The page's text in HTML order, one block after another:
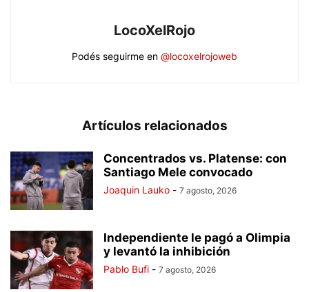
LocoXelRojo
Podés seguirme en @locoxelrojoweb
Artículos relacionados
Concentrados vs. Platense: con
Santiago Mele convocado
Joaquin Lauko - 7 agosto, 2026
Independiente le pagó a Olimpia
y levantó la inhibición
Pablo Bufi - 7 agosto, 2026